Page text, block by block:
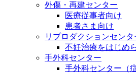
外傷・再建センター
医療従事者向け
患者さま向け
リプロダクションセンタ
不妊治療をはじめ
手外科センター
手外科センター（